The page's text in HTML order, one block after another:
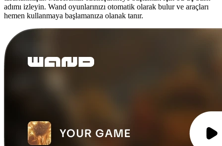
adımı izleyin. Wand oyunlarınızı otomatik olarak bulur ve araçları
hemen kullanmaya başlamanıza olanak tanır.